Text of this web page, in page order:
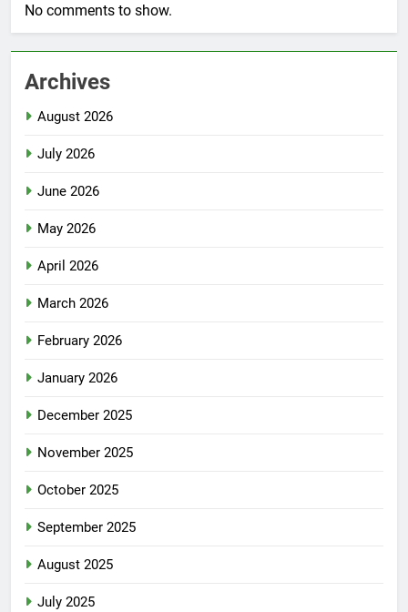
No comments to show.
Archives
August 2026
July 2026
June 2026
May 2026
April 2026
March 2026
February 2026
January 2026
December 2025
November 2025
October 2025
September 2025
August 2025
July 2025